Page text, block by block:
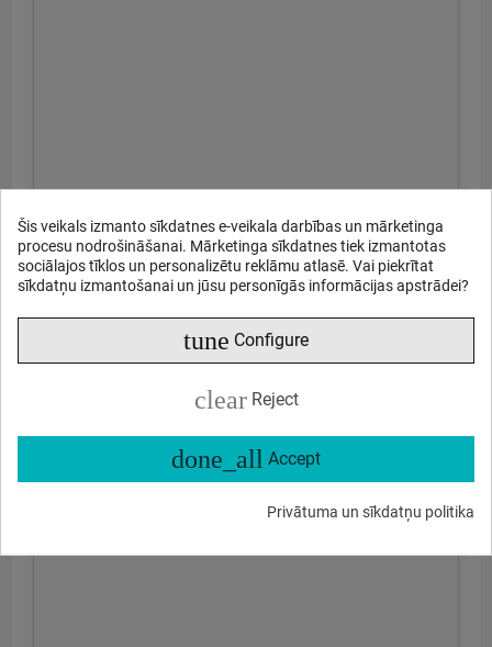
Šis veikals izmanto sīkdatnes e-veikala darbības un mārketinga
procesu nodrošināšanai. Mārketinga sīkdatnes tiek izmantotas
sociālajos tīklos un personalizētu reklāmu atlasē. Vai piekrītat
sīkdatņu izmantošanai un jūsu personīgās informācijas apstrādei?
tune Configure
clear Reject
done_all Accept
Privātuma un sīkdatņu politika